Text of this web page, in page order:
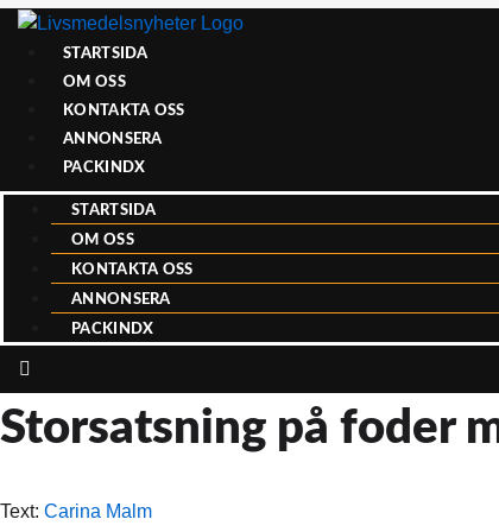
STARTSIDA
OM OSS
KONTAKTA OSS
ANNONSERA
PACKINDX
STARTSIDA
OM OSS
KONTAKTA OSS
ANNONSERA
PACKINDX
Storsatsning på foder
Text: Carina Malm